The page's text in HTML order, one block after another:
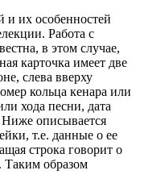
и их особенностей
Работа с
в этом случае,
карточка имеет две
слева вверху
кольца кенара или
хода песни, дата
Ниже описывается
т.е. данные о ее
строка говорит о
Таким образом